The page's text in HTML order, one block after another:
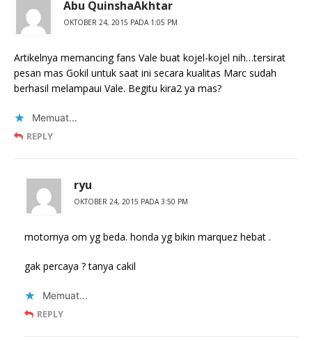
Abu QuinshaAkhtar
OKTOBER 24, 2015 PADA 1:05 PM
Artikelnya memancing fans Vale buat kojel-kojel nih…tersirat
pesan mas Gokil untuk saat ini secara kualitas Marc sudah
berhasil melampaui Vale. Begitu kira2 ya mas?
Memuat...
REPLY
ryu
OKTOBER 24, 2015 PADA 3:50 PM
motornya om yg beda. honda yg bikin marquez hebat .
gak percaya ? tanya cakil
Memuat...
REPLY